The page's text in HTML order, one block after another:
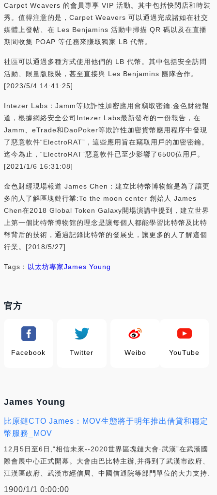
Carpet Weavers 的會員專享 VIP 活動。其中包括快閃店和時裝
秀。值得注意的是，Carpet Weavers 可以通過完成諸如在社交
媒體上發帖、在 Les Benjamins 活動中掃描 QR 碼以及在直播
期間收集 POAP 等任務來賺取獨家 LB 代幣。
社區可以通過多種方式使用他們的 LB 代幣。其中包括安全訪問
活動、限量版服裝，甚至直接與 Les Benjamins 團隊合作。
[2023/5/4 14:41:25]
Intezer Labs：Jamm等欺詐性加密應用會竊取密鑰:金色財經報
道，根據網絡安全公司Intezer Labs最新發布的一份報告，在
Jamm、eTrade和DaoPoker等欺詐性加密貨幣應用程序中發現
了惡意軟件“ElectroRAT”，這些應用旨在竊取用戶的加密密鑰。
迄今為止，“ElectroRAT”惡意軟件已至少影響了6500位用戶。
[2021/1/6 16:31:08]
金色財經現場報道 James Chen：建立比特幣博物館是為了讓更
多的人了解區塊鏈行業:To the moon center 創始人 James
Chen在2018 Global Token Galaxy開場演講中提到，建立世界
上第一個比特幣博物館的理念是讓每個人都能學習比特幣及比特
幣背后的技術，通過記錄比特幣的發展史，讓更多的人了解這個
行業。[2018/5/27]
Tags： 以太坊專家James Young
官方
Facebook Twitter Weibo YouTube
James Young
比原鏈CTO James：MOV生態將于明年推出借貸和穩定
幣服務_MOV
12月5日至6日,“相信未來--2020世界區塊鏈大會·武漢”在武漢國
際會展中心正式開幕。大會由巴比特主辦,并得到了武漢市政府、
江漢區政府、武漢市經信局、中國信通院等部門單位的大力支持.
1900/1/1 0:00:00